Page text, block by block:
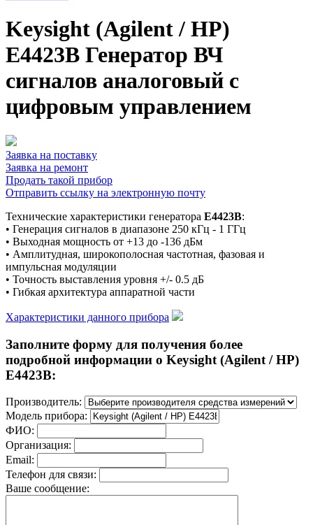
Keysight (Agilent / HP)
E4423B Генератор ВЧ
сигналов аналоговый с
цифровым управлением
Заявка на поставку
Заявка на ремонт
Продать такой прибор
Отправить ссылку на электронную почту
Технические характеристики генератора E4423B:
• Генерация сигналов в диапазоне 250 кГц - 1 ГГц
• Выходная мощность от +13 до -136 дБм
• Амплитудная, широкополосная частотная, фазовая и
импульсная модуляции
• Точность выставления уровня +/- 0.5 дБ
• Гибкая архитектура аппаратной части
Характеристики данного прибора
Заполните форму для получения более
подробной информации о Keysight (Agilent / HP)
E4423B:
Производитель:
Модель прибора:
ФИО:
Организация:
Email:
Телефон для связи:
Ваше сообщение: